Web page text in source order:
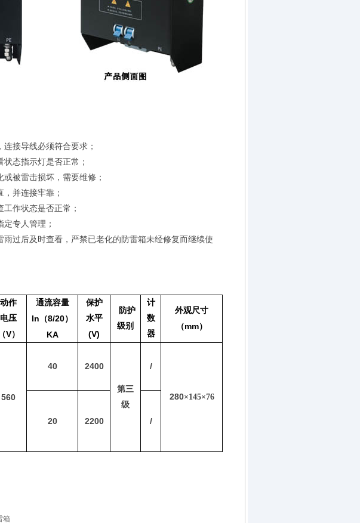
接导线必须符合要求；
态指示灯是否正常；
被雷击损坏，需要维修；
并连接牢靠；
作状态是否正常；
专人管理；
过后及时查看，严禁已老化的防雷箱未经修复而继续使
动作
电压
（V）
通流容量
In （8/20）
KA
保护
水平
(V)
防护
级别
计
数
器
外观尺寸
（mm）
560
40 2400
第三
级
/
280×145×76
20 2200 /
箱